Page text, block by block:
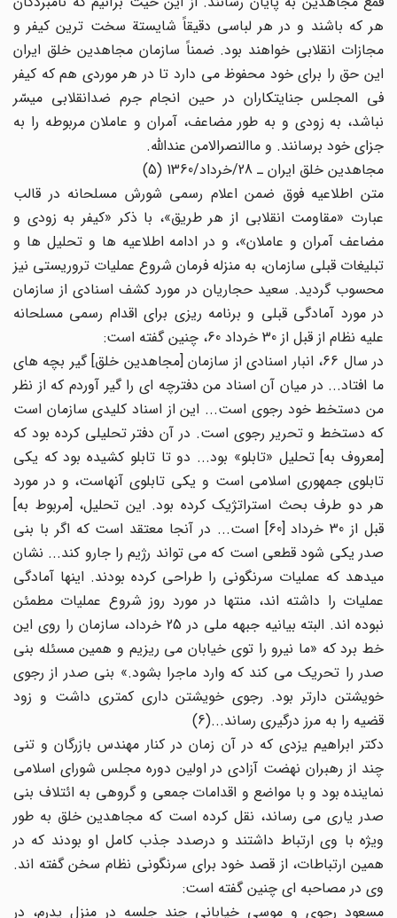
هر که باشند و در هر لباسی دقیقاً شایستة سخت ترین کیفر و
مجازات انقلابی خواهند بود. ضمناً سازمان مجاهدین خلق ایران
این حق را برای خود محفوظ می دارد تا در هر موردی هم که کیفر
فی المجلس جنایتکاران در حین انجام جرم ضدانقلابی میسّر
نباشد، به زودی و به طور مضاعف، آمران و عاملان مربوطه را به
جزای خود برسانند. و ماالنصرالامن عندالله.
مجاهدین خلق ایران ـ 28/خرداد/1360 (5)
متن اطلاعیه فوق ضمن اعلام رسمی شورش مسلحانه در قالب
عبارت «مقاومت انقلابی از هر طریق»، با ذکر «کیفر به زودی و
مضاعف آمران و عاملان»، و در ادامه اطلاعیه ها و تحلیل ها و
تبلیغات قبلی سازمان، به منزله فرمان شروع عملیات تروریستی نیز
محسوب گردید. سعید حجاریان در مورد کشف اسنادی از سازمان
در مورد آمادگی قبلی و برنامه ریزی برای اقدام رسمی مسلحانه
علیه نظام از قبل از 30 خرداد 60، چنین گفته است:
در سال 66، انبار اسنادی از سازمان [مجاهدین خلق] گیر بچه های
ما افتاد... در میان آن اسناد من دفترچه ای را گیر آوردم که از نظر
من دستخط خود رجوی است... این از اسناد کلیدی سازمان است
که دستخط و تحریر رجوی است. در آن دفتر تحلیلی کرده بود که
[معروف به] تحلیل «تابلو» بود... دو تا تابلو کشیده بود که یکی
تابلوی جمهوری اسلامی است و یکی تابلوی آنهاست، و در مورد
هر دو طرف بحث استراتژیک کرده بود. این تحلیل، [مربوط به]
قبل از 30 خرداد [60] است... در آنجا معتقد است که اگر با بنی
صدر یکی شود قطعی است که می تواند رژیم را جارو کند... نشان
میدهد که عملیات سرنگونی را طراحی کرده بودند. اینها آمادگی
عملیات را داشته اند، منتها در مورد روز شروع عملیات مطمئن
نبوده اند. البته بیانیه جبهه ملی در 25 خرداد، سازمان را روی این
خط برد که «ما نیرو را توی خیابان می ریزیم و همین مسئله بنی
صدر را تحریک می کند که وارد ماجرا بشود.» بنی صدر از رجوی
خویشتن دارتر بود. رجوی خویشتن داری کمتری داشت و زود
قضیه را به مرز درگیری رساند...(6)
دکتر ابراهیم یزدی که در آن زمان در کنار مهندس بازرگان و تنی
چند از رهبران نهضت آزادی در اولین دوره مجلس شورای اسلامی
نماینده بود و با مواضع و اقدامات جمعی و گروهی به ائتلاف بنی
صدر یاری می رساند، نقل کرده است که مجاهدین خلق به طور
ویژه با وی ارتباط داشتند و درصدد جذب کامل او بودند که در
همین ارتباطات، از قصد خود برای سرنگونی نظام سخن گفته اند.
وی در مصاحبه ای چنین گفته است:
مسعود رجوی و موسی خیابانی چند جلسه در منزل پدرم، در